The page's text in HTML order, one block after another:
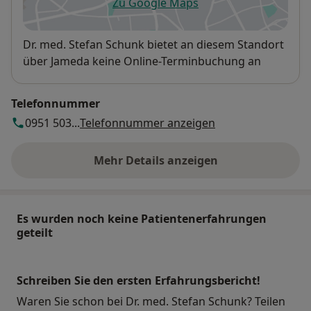
öffnet in einer neuen
Verfügbarkeit
Dr. med. Stefan Schunk bietet an diesem Standort
über Jameda keine Online-Terminbuchung an
Telefonnummer
0951 503...Telefonnummer anzeigen
Mehr Details anzeigen
über die Adresse
Es wurden noch keine Patientenerfahrungen
geteilt
Schreiben Sie den ersten Erfahrungsbericht!
Waren Sie schon bei Dr. med. Stefan Schunk? Teilen